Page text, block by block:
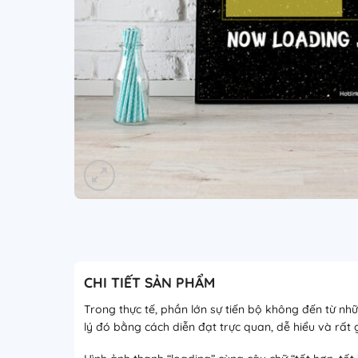
CHI TIẾT SẢN PHẨM
Trong thực tế, phần lớn sự tiến bộ không đến từ
lý đó bằng cách diễn đạt trực quan, dễ hiểu và rất